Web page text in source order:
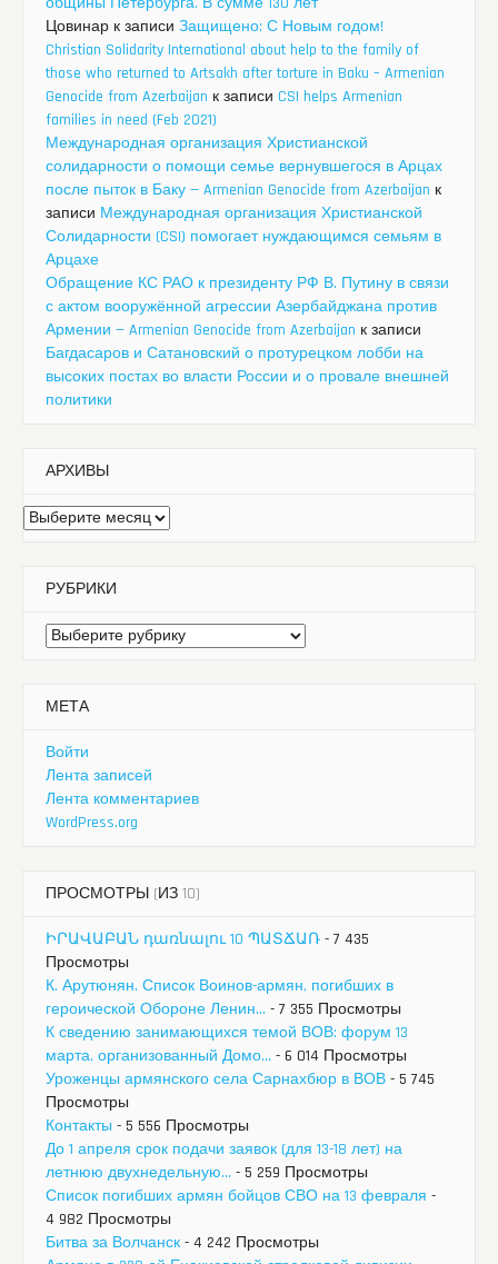
Цовинар к записи Защищено: С Новым годом!
Christian Solidarity International about help to the family of
those who returned to Artsakh after torture in Baku – Armenian
Genocide from Azerbaijan к записи CSI helps Armenian
families in need (Feb 2021)
Международная организация Христианской
солидарности о помощи семье вернувшегося в Арцах
после пыток в Баку — Armenian Genocide from Azerbaijan к
записи Международная организация Христианской
Солидарности (CSI) помогает нуждающимся семьям в
Арцахе
Обращение КС РАО к президенту РФ В. Путину в связи
с актом вооружённой агрессии Азербайджана против
Армении — Armenian Genocide from Azerbaijan к записи
Багдасаров и Сатановский о протурецком лобби на
высоких постах во власти России и о провале внешней
политики
АРХИВЫ
Архивы
РУБРИКИ
Рубрики
МЕТА
Войти
Лента записей
Лента комментариев
WordPress.org
ПРОСМОТРЫ (ИЗ 10)
ԻՐԱՎԱԲԱՆ դառնալու 10 ՊԱՏՃԱՌ - 7 435
Просмотры
К. Арутюнян. Список Воинов-армян, погибших в
героической Обороне Ленин... - 7 355 Просмотры
К сведению занимающихся темой ВОВ: форум 13
марта, организованный Домо... - 6 014 Просмотры
Уроженцы армянского села Сарнахбюр в ВОВ - 5 745
Просмотры
Контакты - 5 556 Просмотры
До 1 апреля срок подачи заявок (для 13-18 лет) на
летнюю двухнедельную... - 5 259 Просмотры
Список погибших армян бойцов СВО на 13 февраля -
4 982 Просмотры
Битва за Волчанск - 4 242 Просмотры